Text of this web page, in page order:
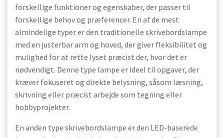
forskellige funktioner og egenskaber, der passer til
forskellige behov og præferencer. En af de mest
almindelige typer er den traditionelle skrivebordslampe
med en justerbar arm og hoved, der giver fleksibilitet og
mulighed for at rette lyset præcist der, hvor det er
nødvendigt. Denne type lampe er ideel til opgaver, der
kræver fokuseret og direkte belysning, såsom læsning,
skrivning eller præcist arbejde som tegning eller
hobbyprojekter.
En anden type skrivebordslampe er den LED-baserede